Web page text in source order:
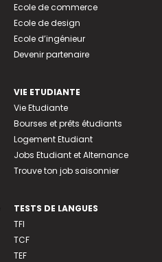
Ecole de commerce
Ecole de design
Ecole d’ingénieur
Devenir partenaire
VIE ETUDIANTE
Vie Etudiante
Bourses et prêts étudiants
Logement Etudiant
Jobs Etudiant et Alternance
Trouve ton job saisonnier
TESTS DE LANGUES
TFI
TCF
TEF